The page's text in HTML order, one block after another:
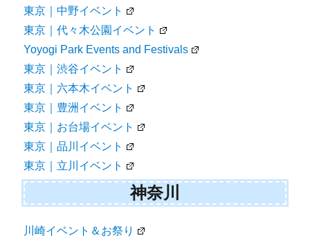
東京｜中野イベント
東京｜代々木公園イベント
Yoyogi Park Events and Festivals
東京｜渋谷イベント
東京｜六本木イベント
東京｜豊洲イベント
東京｜お台場イベント
東京｜品川イベント
東京｜立川イベント
神奈川
川崎イベント＆お祭り